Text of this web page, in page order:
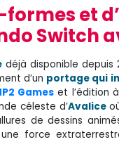
et
Switch
déjà disponible depuis
d’un portage qui
Games et l’édition à
céleste d’Avalice
de dessins
force